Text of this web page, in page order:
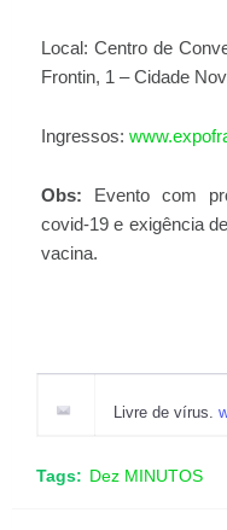
Local: Centro de
Frontin, 1 – Cidade
Ingressos:
Obs:
Evento com
covid-19 e exigência
vacina.
Livre de vírus.
Tags: Dez MINUTOS